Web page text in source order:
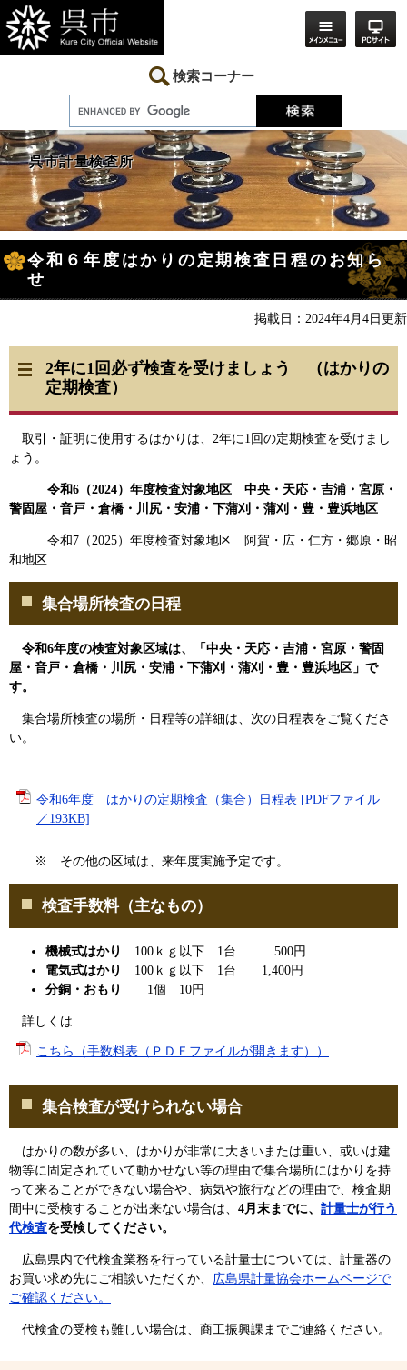
ー
ジ
の
ニ
ュ
ー
て
本
文
へ
検索コーナー
呉市計量検査所
文
令和６年度はかりの定期検査日程のお知ら
せ
掲載日：2024年4月4日更新
2年に1回必ず検査を受けましょう （はかりの
定期検査）
取引・証明に使用するはかりは、2年に1回の定期検査を受けまし
ょう。
令和6（2024）年度検査対象地区 中央・天応・吉浦・宮原・
警固屋・音戸・倉橋・川尻・安浦・下蒲刈・蒲刈・豊・豊浜地区
令和7（2025）年度検査対象地区 阿賀・広・仁方・郷原・昭
和地区
集合場所検査の日程
令和6年度の検査対象区域は、「 中央・天応・吉浦・宮原・警固
屋・音戸・倉橋・川尻・安浦・下蒲刈・蒲刈・豊・豊浜地区 」で
す。
集合場所検査の場所・日程等の詳細は、次の日程表をご覧くださ
い。
令和6年度 はかりの定期検査（集合）日程表 [PDFファイル
／193KB]
※ その他の区域は、来年度実施予定です。
検査手数料（主なもの）
機械式はかり
100ｋｇ以下 1台 500円
電気式はかり
100ｋｇ以下 1台 1,400円
分銅・おもり 1個 10円
詳しくは
こちら（手数料表（ＰＤＦファイルが開きます））
集合検査が受けられない場合
はかりの数が多い、はかりが非常に大きいまたは重い、或いは建
物等に固定されていて動かせない等の理由で集合場所にはかりを持
って来ることができない場合や、病気や旅行などの理由で、検査期
間中に受検することが出来ない場合は、 4月末までに、 計量士が行う
代検査を受検してください。
広島県内で代検査業務を行っている計量士については、計量器の
お買い求め先にご相談いただくか、 広島県計量協会ホームページで
ご確認ください。
代検査の受検も難しい場合は、商工振興課までご連絡ください。